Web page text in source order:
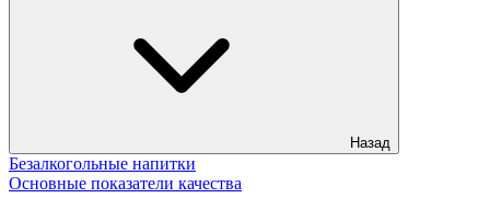
Назад
Безалкогольные напитки
Основные показатели качества